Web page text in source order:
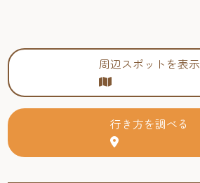
周辺スポットを表示
行き方を調べる